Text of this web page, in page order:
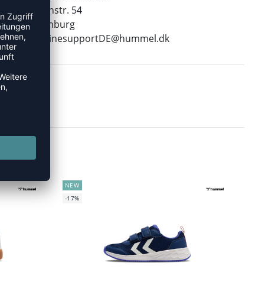
Leverkusenstr. 54
22761 Hamburg
E-Mail:
onlinesupportDE@hummel.dk
NEW
-17%